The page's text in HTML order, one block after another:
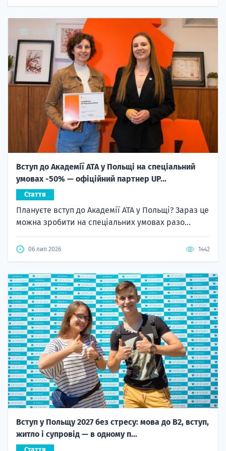
Вступ до Академії ATA у Польщі на спеціальний
умовах -50% — офіційний партнер UP...
Стаття
Плануєте вступ до Академії ATA у Польщі? Зараз це
можна зробити на спеціальних умовах разо...
06 лип 2026 1442
Вступ у Польщу 2027 без стресу: мова до B2, вступ,
житло і супровід — в одному п...